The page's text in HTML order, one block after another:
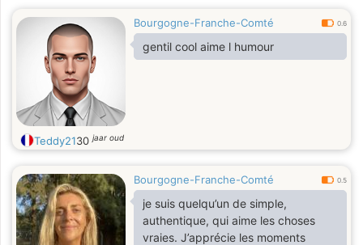
Bourgogne-Franche-Comté 0.6
gentil cool aime l humour
Teddy2130jaar oud
Bourgogne-Franche-Comté 0.5
je suis quelqu’un de simple,
authentique, qui aime les choses
vraies. J’apprécie les moments